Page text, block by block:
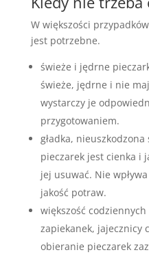
W większości
jest potrzebne.
świeże i jędrne
świeże, jędrne i nie
wystarczy je
przygotowaniem.
gładka,
pieczarek jest cienka i
jej usuwać. Nie
jakość potraw.
większość
zapiekanek, jajecznicy
obieranie pieczarek